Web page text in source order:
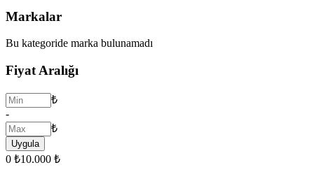
Markalar
Bu kategoride marka bulunamadı
Fiyat Aralığı
₺
-
₺
Uygula
0 ₺10.000 ₺